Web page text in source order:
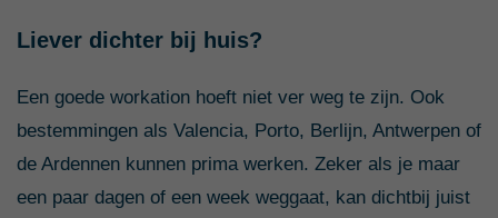
Liever dichter bij huis?
Een goede workation hoeft niet ver weg te zijn. Ook
bestemmingen als Valencia, Porto, Berlijn, Antwerpen of
de Ardennen kunnen prima werken. Zeker als je maar
een paar dagen of een week weggaat, kan dichtbij juist